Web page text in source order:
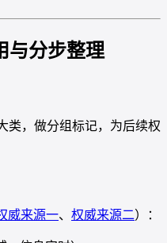
与分步整理
类，做分组标记，为后续权
威来源一、 权威来源二）：